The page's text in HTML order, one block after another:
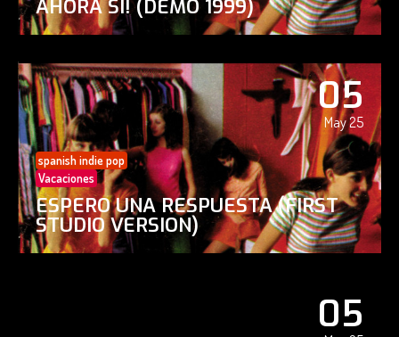
AHORA SÍ! (DEMO 1999)
05
May 25
spanish indie pop
Vacaciones
ESPERO UNA RESPUESTA (FIRST
STUDIO VERSION)
05